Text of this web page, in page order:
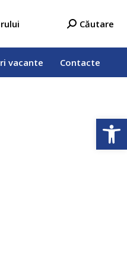
Search:
Căutare
vacante Contacte
vacante Contacte